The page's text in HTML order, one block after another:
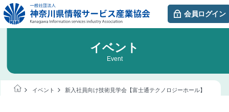
会員ログイン
イベント
Event
イベント 新入社員向け技術見学会【富士通テクノロジーホール】